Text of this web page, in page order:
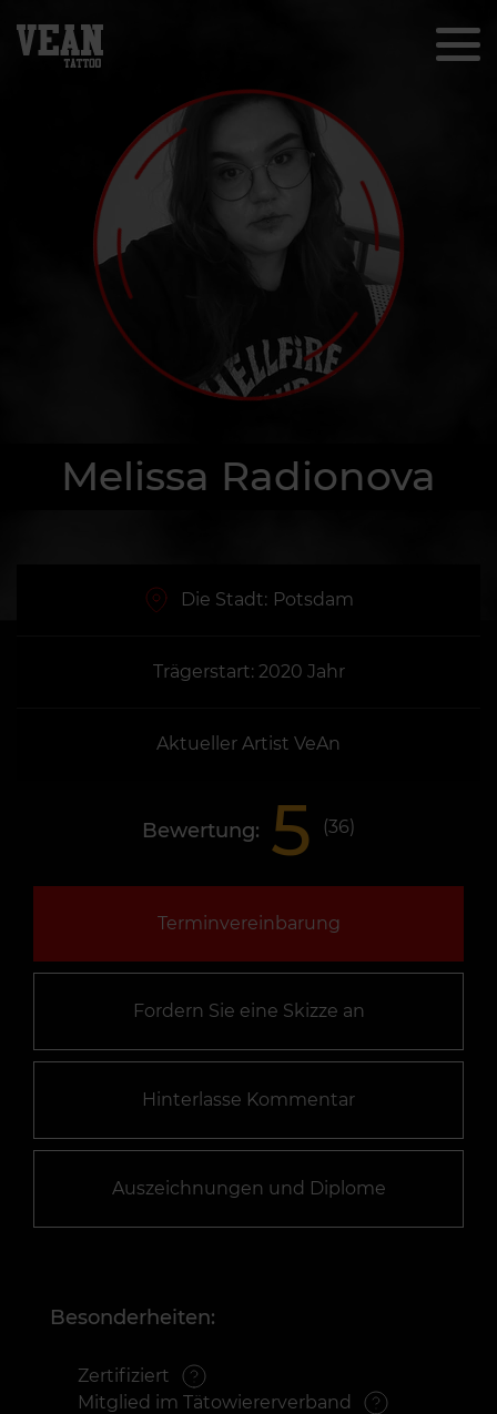
Melissa Radionova
Die Stadt: Potsdam
Trägerstart: 2020 Jahr
Aktueller Artist VeAn
Bewertung: 5 (36)
Terminvereinbarung
Fordern Sie eine Skizze an
Hinterlasse Kommentar
Auszeichnungen und Diplome
Besonderheiten:
Zertifiziert
Mitglied im Tätowiererverband